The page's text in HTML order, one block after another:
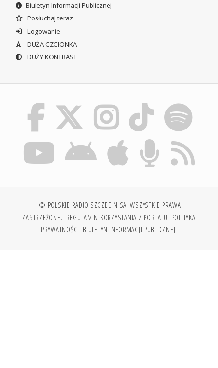
Biuletyn Informacji Publicznej
Posłuchaj teraz
Logowanie
DUŻA CZCIONKA
DUŻY KONTRAST
© POLSKIE RADIO SZCZECIN SA. WSZYSTKIE PRAWA
ZASTRZEŻONE. REGULAMIN KORZYSTANIA Z PORTALU POLITYKA
PRYWATNOŚCI BIULETYN INFORMACJI PUBLICZNEJ